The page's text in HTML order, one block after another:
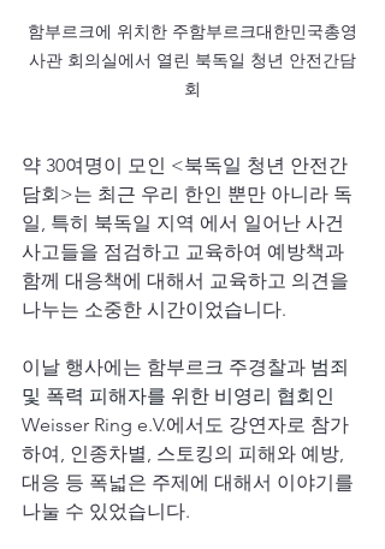
함부르크에 위치한 주함부르크대한민국총영
사관 회의실에서 열린 북독일 청년 안전간담
회
약 30여명이 모인 <북독일 청년 안전간
담회>는 최근 우리 한인 뿐만 아니라 독
일, 특히 북독일 지역 에서 일어난 사건
사고들을 점검하고 교육하여 예방책과
함께 대응책에 대해서 교육하고 의견을
나누는 소중한 시간이었습니다.
이날 행사에는 함부르크 주경찰과 범죄
및 폭력 피해자를 위한 비영리 협회인
Weisser Ring e.V.에서도 강연자로 참가
하여, 인종차별, 스토킹의 피해와 예방,
대응 등 폭넓은 주제에 대해서 이야기를
나눌 수 있었습니다.